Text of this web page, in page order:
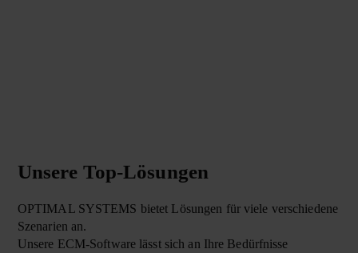
Unsere Top-Lösungen
OPTIMAL SYSTEMS bietet Lösungen für viele verschiedene
Szenarien an.
Unsere ECM-Software lässt sich an Ihre Bedürfnisse